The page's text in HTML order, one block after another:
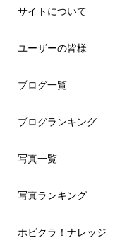
サイトについて
ユーザーの皆様
ブログ一覧
ブログランキング
写真一覧
写真ランキング
ホビクラ！ナレッジ